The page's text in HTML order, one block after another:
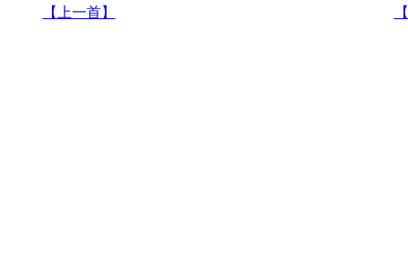
【上一首】